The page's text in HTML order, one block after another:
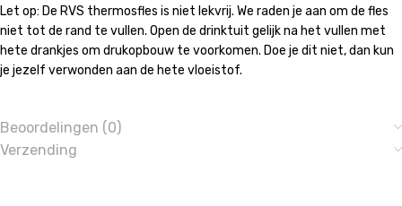
Let op: De RVS thermosfles is niet lekvrij. We raden je aan om de fles
niet tot de rand te vullen. Open de drinktuit gelijk na het vullen met
hete drankjes om drukopbouw te voorkomen. Doe je dit niet, dan kun
je jezelf verwonden aan de hete vloeistof.
Beoordelingen (0)
Verzending